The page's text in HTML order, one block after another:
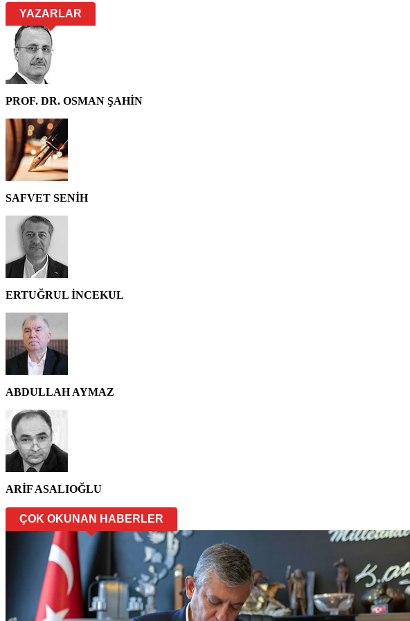
YAZARLAR
PROF. DR. OSMAN ŞAHİN
SAFVET SENİH
ERTUĞRUL İNCEKUL
ABDULLAH AYMAZ
ARİF ASALIOĞLU
ÇOK OKUNAN HABERLER